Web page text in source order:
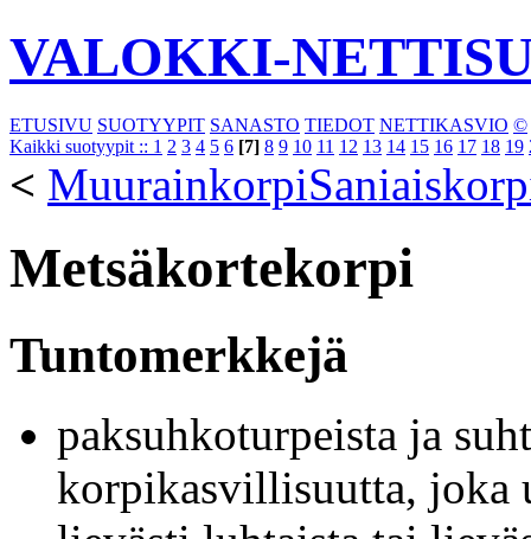
VALOKKI-
ETUSIVU SUOTYYPIT SANASTO TIEDOT NETTIKASVIO ©
Kaikki suotyypit :: 1 2 3 4 5 6 [7] 8 9 10 11 12 13 14 15 16 17 18 19
< Muurainkorpi
Metsäkortekorpi
Tuntomerkkejä
paksuhkoturpeista ja
korpikasvillisuutta, joka